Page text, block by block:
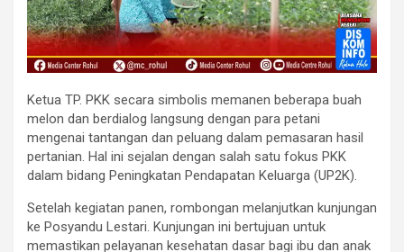
Ketua TP. PKK secara simbolis memanen beberapa buah
melon dan berdialog langsung dengan para petani
mengenai tantangan dan peluang dalam pemasaran hasil
pertanian. Hal ini sejalan dengan salah satu fokus PKK
dalam bidang Peningkatan Pendapatan Keluarga (UP2K).
Setelah kegiatan panen, rombongan melanjutkan kunjungan
ke Posyandu Lestari. Kunjungan ini bertujuan untuk
memastikan pelayanan kesehatan dasar bagi ibu dan anak